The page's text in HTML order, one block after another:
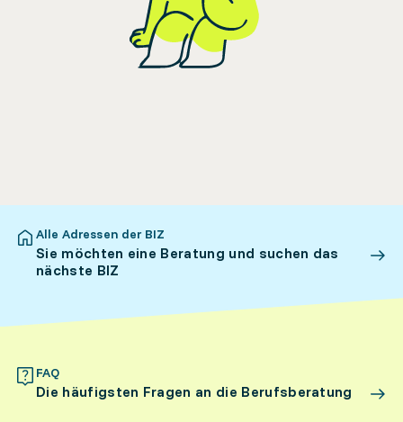
Alle Adressen der BIZ
Sie möchten eine Beratung und suchen das
nächste BIZ
FAQ
Die häufigsten Fragen an die Berufsberatung